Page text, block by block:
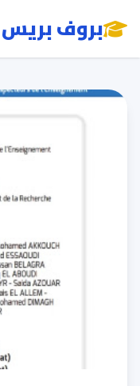
بروف بريس